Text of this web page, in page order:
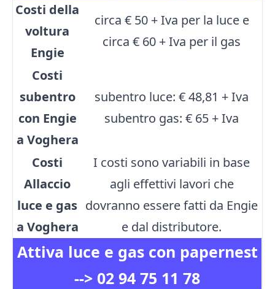
Attiva luce e gas con papernest
--> 02 94 75 11 78
Costi della
voltura
Engie
circa € 50 + Iva per la luce e
circa € 60 + Iva per il gas
Costi
subentro
con Engie
a Voghera
subentro luce: € 48,81 + Iva
subentro gas: € 65 + Iva
Costi
Allaccio
luce e gas
a Voghera
I costi sono variabili in base
agli effettivi lavori che
dovranno essere fatti da Engie
e dal distributore.